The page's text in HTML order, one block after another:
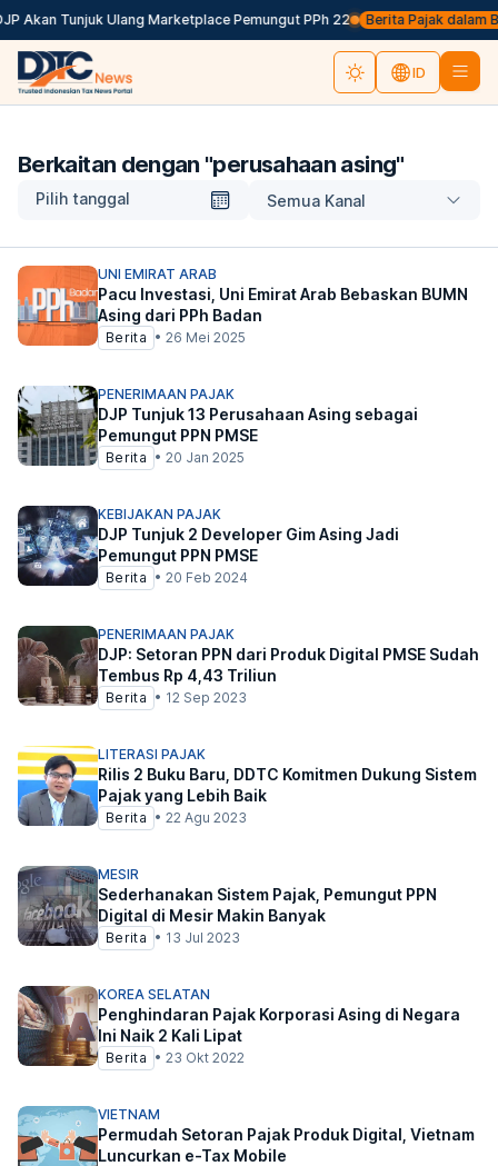
Akan Tunjuk Ulang Marketplace Pemungut PPh 22 Berita Pajak dalam
ID
Berkaitan dengan "perusahaan asing"
Pilih tanggal Semua Kanal
UNI EMIRAT ARAB
Pacu Investasi, Uni Emirat Arab Bebaskan BUMN
Asing dari PPh Badan
Berita • 26 Mei 2025
PENERIMAAN PAJAK
DJP Tunjuk 13 Perusahaan Asing sebagai
Pemungut PPN PMSE
Berita • 20 Jan 2025
KEBIJAKAN PAJAK
DJP Tunjuk 2 Developer Gim Asing Jadi
Pemungut PPN PMSE
Berita • 20 Feb 2024
PENERIMAAN PAJAK
DJP: Setoran PPN dari Produk Digital PMSE Sudah
Tembus Rp 4,43 Triliun
Berita • 12 Sep 2023
LITERASI PAJAK
Rilis 2 Buku Baru, DDTC Komitmen Dukung Sistem
Pajak yang Lebih Baik
Berita • 22 Agu 2023
MESIR
Sederhanakan Sistem Pajak, Pemungut PPN
Digital di Mesir Makin Banyak
Berita • 13 Jul 2023
KOREA SELATAN
Penghindaran Pajak Korporasi Asing di Negara
Ini Naik 2 Kali Lipat
Berita • 23 Okt 2022
VIETNAM
Permudah Setoran Pajak Produk Digital, Vietnam
Luncurkan e-Tax Mobile